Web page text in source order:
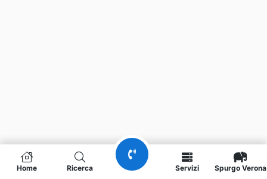
Home Ricerca Servizi Spurgo Verona